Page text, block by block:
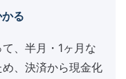
る
、半月・1ヶ月な
、決済から現金化